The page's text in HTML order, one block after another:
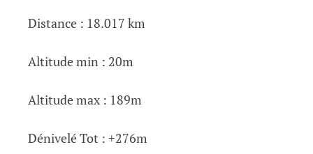
Distance : 18.017 km
Altitude min : 20m
Altitude max : 189m
Dénivelé Tot : +276m